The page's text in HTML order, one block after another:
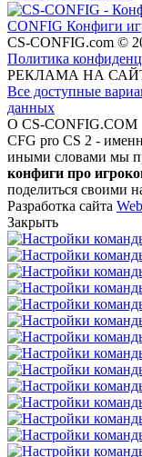
CONFIG Конфиги
CS-CONFIG.com ©
Политика
РЕКЛАМА НА
Все доступные
данных
О CS-CONFIG.COM
CFG pro CS 2 -
иными словами мы
конфиги про
поделиться своими
Разработка сайта
Закрыть